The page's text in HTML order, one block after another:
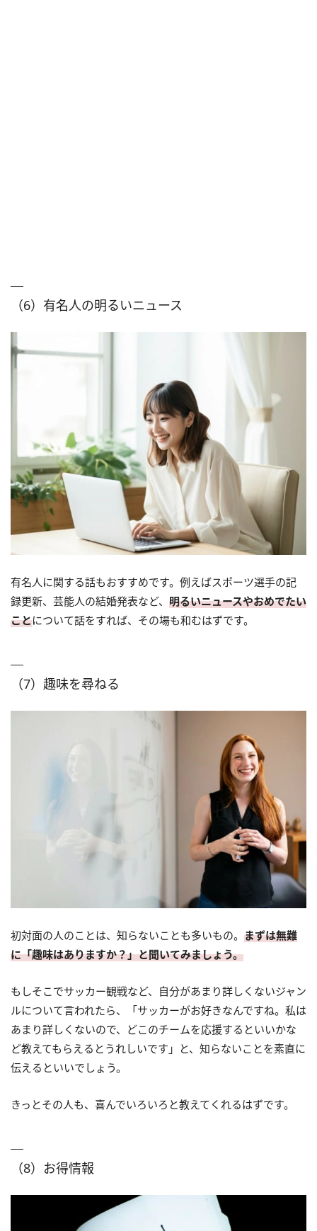
（6）有名人の明るいニュース
有名人に関する話もおすすめです。例えばスポーツ選手の記
録更新、芸能人の結婚発表など、 明るいニュースやおめでたい
ことについて話をすれば、その場も和むはずです。
（7）趣味を尋ねる
初対面の人のことは、知らないことも多いもの。 まずは無難
に「趣味はありますか？」と聞いてみましょう。
もしそこでサッカー観戦など、自分があまり詳しくないジャン
ルについて言われたら、「サッカーがお好きなんですね。私は
あまり詳しくないので、どこのチームを応援するといいかな
ど教えてもらえるとうれしいです」と、知らないことを素直に
伝えるといいでしょう。
きっとその人も、喜んでいろいろと教えてくれるはずです。
（8）お得情報